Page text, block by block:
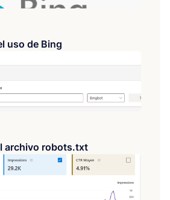
uso de Bing
archivo robots.txt